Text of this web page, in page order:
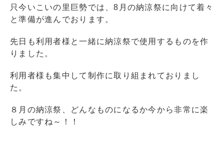
只今いこいの里巨勢では、8月の納涼祭に向けて着々
と準備が進んでおります。
先日も利用者様と一緒に納涼祭で使用するものを作
りました。
利用者様も集中して制作に取り組まれておりまし
た。
８月の納涼祭、どんなものになるか今から非常に楽
しみですね～！！